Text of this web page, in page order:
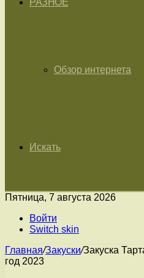
РАЗНОЕ
Обзор интернета
Искать
Пятница, 7 августа 2026
Войти
Switch skin
Главная/Закуски/Закуска
год 2023